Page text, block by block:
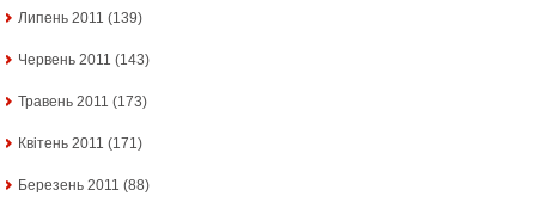
Липень 2011 (139)
Червень 2011 (143)
Травень 2011 (173)
Квітень 2011 (171)
Березень 2011 (88)